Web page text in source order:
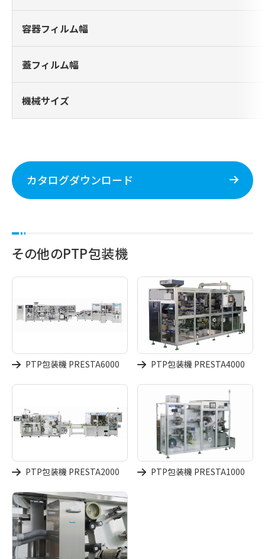
容器フィルム幅
蓋フィルム幅
機械サイズ
カタログダウンロード
その他のPTP包装機
PTP包装機 PRESTA6000 PTP包装機 PRESTA4000
PTP包装機 PRESTA2000 PTP包装機 PRESTA1000